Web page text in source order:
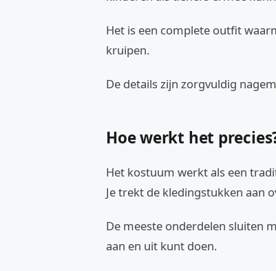
Het is een complete outfit
kruipen.
De details zijn zorgvuldig
Hoe werkt het
Het kostuum werkt als een
Je trekt de kledingstukken aan
De meeste onderdelen sluiten
aan en uit kunt doen.